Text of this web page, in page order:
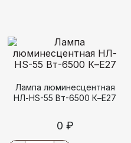
Лампа люминесцентная
НЛ-HS-55 Вт-6500 К–Е27
0 ₽